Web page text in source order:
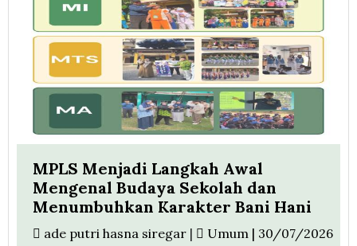
MPLS Menjadi Langkah Awal
Mengenal Budaya Sekolah dan
Menumbuhkan Karakter Bani Hani
ade putri hasna siregar | Umum | 30/07/2026